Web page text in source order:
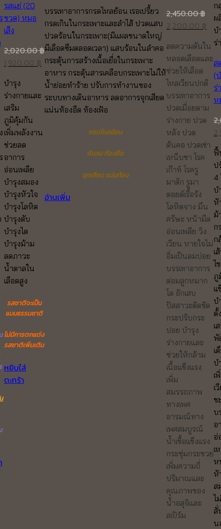
รสแย่ (20
ขวด) หมอ
เส็ง
2,020.00฿
was:
2,020.00 ฿.
Current
price
is:
1,920.00 ฿.
บำรุง
ร่างกายและ
เสริม
ภูมิคุ้มกัน
เพิ่มพลังงาน
ช่วยลด
อาการ
อ่อนเพลีย
บำรุงสมอง
บำรุงหัวใจ
บำรุงโลหิต
บำรุงตับ
บำรุงไต
บำรุงม้าม
ลดภาวะ
น้ำตาลใน
เลือดสูง
รสชาติจะเป็น
แบบธรรมชาติ
ไม่มีการตกแต่ง
รสชาติเพิ่มเติม
หยิบใส่
ตะกร้า
was:
2,550.00 ฿.
is:
2,250.00 ฿.
บรรเทาอาการกรดไหลย้อน เรอเปรี้ยว
กรดเกินในกระเพาะและลำไส้ ปวดแสบ
ปวดร้อนในกระเพาะ(มีแผลขนาดใหญ่
มีเลือดซึมตลอดเวลา) แสบร้อนในลำคอ
กระตุ้นการสร้างเนื้อเยื่อในกระเพาะ
อาหาร กระตุ้นสารเคลือบกระเพาะไม่ให้
น้ำย่อยทำร้าย ปรับการทำงานของ
ระบบทางเดินอาหาร ลดอาการจุกเสียด
แน่นท้องอืด ท้องเฟ้อ
กรดไหลย้อน
ขับลม ท้องอืด
จุกเสียด แน่นท้อง
อ่านเพิ่ม
2,450.00฿
was:
2,450.00 ฿.
is:
ลดความดันใน
หลอดเลือดและ
ช่วยให้เลือด
ไหลเวียนปกติ
บรรเทาอาการ
ปวดเมื่อยตาม
ร่างกาย ปวด
หลัง ปวด
ต้นคอ ปวดเข่า
เหน็บชา โรค
เก๊าท์ โรครู
มาติก รูมา
ตอยด์เรื้อรัง
โลหิตจาง มึน
ศรีษะ หน้ามืด
อ่อนเพลีย วิง
เวียน หายใจไม่
อิ่มเป็นลมบ่อย
บรรเทาอาการ
ต่อมลูกหมาก
โต อักเสบ
ปัสสาวะติดขัด
กระปริบกระ
ปอย บำรุง
ร่างกายและ
ช่วยให้กล้าม
เนื้อแข็งแรง
เพิ่ม
สมรรถภาพ
ทางเพศ
อารมณ์ทาง
เพศสมบูรณ์
น้ำเชื้อแข็งแรง
กระชุ่มกระชวย
เพิ่มความถี่
ปริมาณและ
คุณภาพของ
น้ำอสุจิและ
สเปิร์ม
ก
ผ
บ
ร่
ส
(
ร่
ห
ฟื้
ป
4
บ
หั
ม้
ก
ก
เ
ไ
ภู
แ
บ
ตั้
เ
พั
เ
บ
เ
เ
ช
บ
อ
อ่
เ
ห
หั
ส
ไ
สั่
น
฿.